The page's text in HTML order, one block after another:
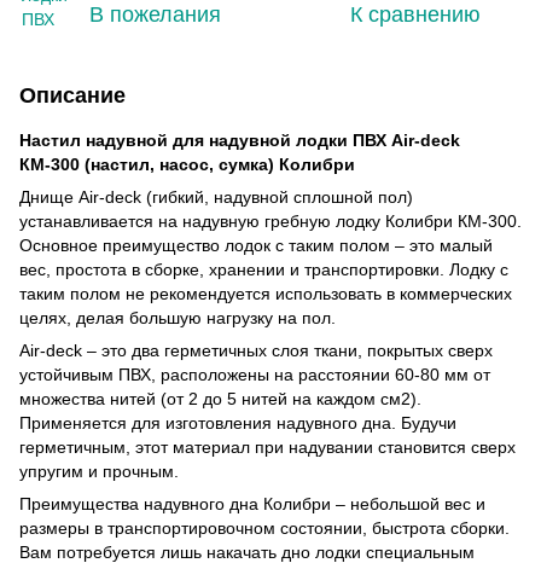
В пожелания К сравнению
Описание
Настил надувной для надувной лодки ПВХ Air-deck
КМ-300 (настил, насос, сумка) Колибри
Днище Air-deck (гибкий, надувной сплошной пол)
устанавливается на надувную гребную лодку Колибри КМ-300.
Основное преимущество лодок с таким полом – это малый
вес, простота в сборке, хранении и транспортировки. Лодку с
таким полом не рекомендуется использовать в коммерческих
целях, делая большую нагрузку на пол.
Air-deck – это два герметичных слоя ткани, покрытых сверх
устойчивым ПВХ, расположены на расстоянии 60-80 мм от
множества нитей (от 2 до 5 нитей на каждом см2).
Применяется для изготовления надувного дна. Будучи
герметичным, этот материал при надувании становится сверх
упругим и прочным.
Преимущества надувного дна Колибри – небольшой вес и
размеры в транспортировочном состоянии, быстрота сборки.
Вам потребуется лишь накачать дно лодки специальным